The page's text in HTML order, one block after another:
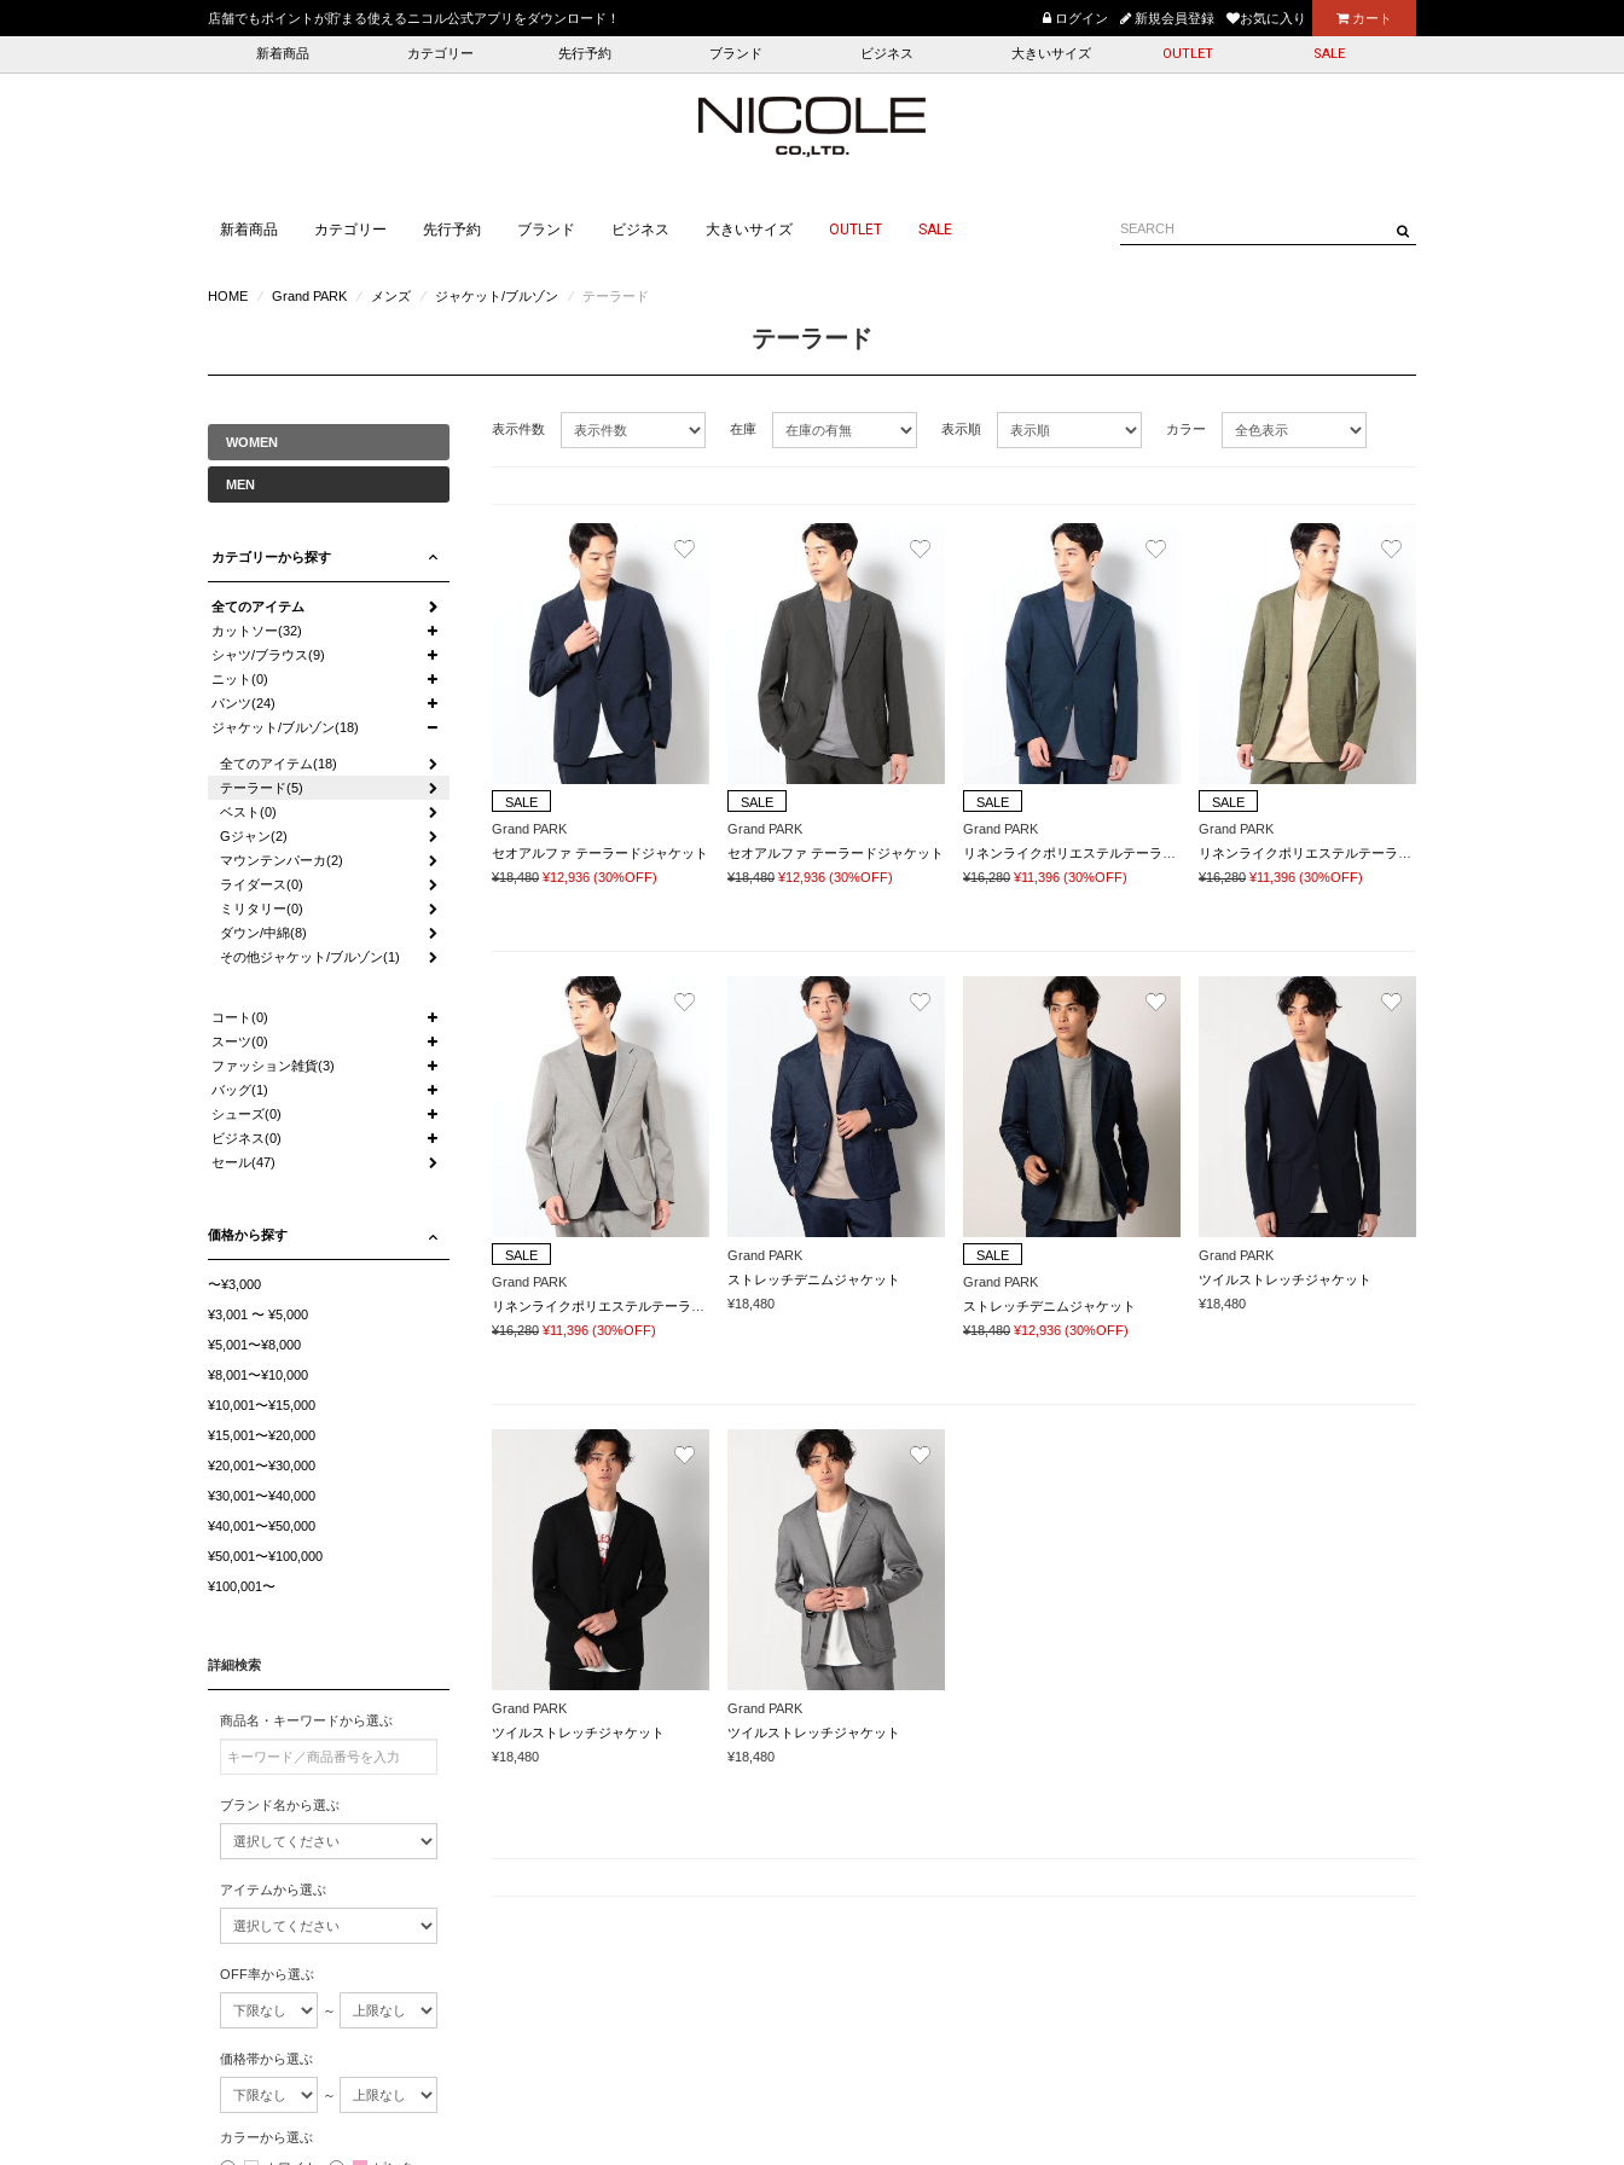
店舗でもポイントが貯まる使えるニコル公式アプリをダウンロード！ 10,000円（税込）以上お買上げ送料無料
ログイン 新規会員登録 お気に入り カート
新着商品 カテゴリー 先行予約 ブランド ビジネス 大きいサイズ OUTLET SALE
新着商品 カテゴリー 先行予約 ブランド ビジネス 大きいサイズ OUTLET SALE
HOME ⁄ Grand PARK ⁄ メンズ ⁄ ジャケット/ブルゾン ⁄ テーラード
テーラード
表示件数 在庫 表示順 カラー
SALE
Grand PARK
セオアルファ テーラードジャケット
¥18,480 ¥12,936 (30%OFF)
SALE
Grand PARK
セオアルファ テーラードジャケット
¥18,480 ¥12,936 (30%OFF)
SALE
Grand PARK
¥16,280 ¥11,396 (30%OFF)
SALE
Grand PARK
¥16,280 ¥11,396 (30%OFF)
SALE
Grand PARK
¥16,280 ¥11,396 (30%OFF)
Grand PARK
ストレッチデニムジャケット
¥18,480
SALE
Grand PARK
ストレッチデニムジャケット
¥18,480 ¥12,936 (30%OFF)
Grand PARK
ツイルストレッチジャケット
¥18,480
Grand PARK
ツイルストレッチジャケット
¥18,480
Grand PARK
ツイルストレッチジャケット
¥18,480
WOMEN
MEN
カテゴリーから探す
全てのアイテム
カットソー(32)
シャツ/ブラウス(9)
ニット(0)
パンツ(24)
ジャケット/ブルゾン(18)
全てのアイテム(18)
テーラード(5)
ベスト(0)
Gジャン(2)
マウンテンパーカ(2)
ライダース(0)
ミリタリー(0)
ダウン/中綿(8)
その他ジャケット/ブルゾン(1)
コート(0)
スーツ(0)
ファッション雑貨(3)
バッグ(1)
シューズ(0)
ビジネス(0)
セール(47)
価格から探す
〜¥3,000
¥3,001 〜 ¥5,000
¥5,001〜¥8,000
¥8,001〜¥10,000
¥10,001〜¥15,000
¥15,001〜¥20,000
¥20,001〜¥30,000
¥30,001〜¥40,000
¥40,001〜¥50,000
¥50,001〜¥100,000
¥100,001〜
詳細検索
商品名・キーワードから選ぶ
ブランド名から選ぶ
アイテムから選ぶ
OFF率から選ぶ
～
価格帯から選ぶ
～
カラーから選ぶ